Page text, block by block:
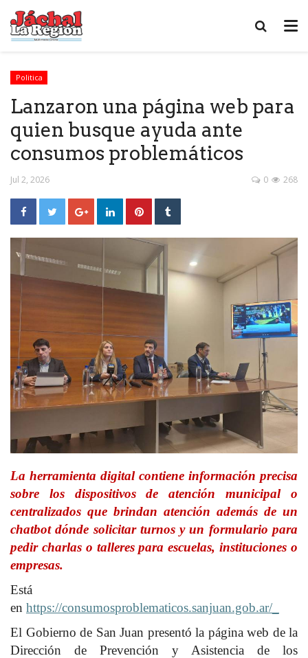
Politica
Lanzaron una página web para
quien busque ayuda ante
consumos problemáticos
Jul 2, 2026 268
0
La herramienta digital contiene información precisa
sobre los dispositivos de atención municipal o
centralizados que brindan atención además de un
chatbot dónde solicitar turnos y un formulario para
pedir charlas o talleres para escuelas, instituciones o
empresas.
Está
en https://consumosproblematicos.sanjuan.gob.ar/_
El Gobierno de San Juan presentó la página web de la
Dirección de Prevención y Asistencia de los